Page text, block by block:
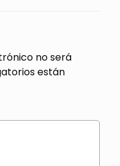
no será
están